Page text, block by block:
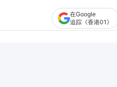
在Google
追踪《香港01》